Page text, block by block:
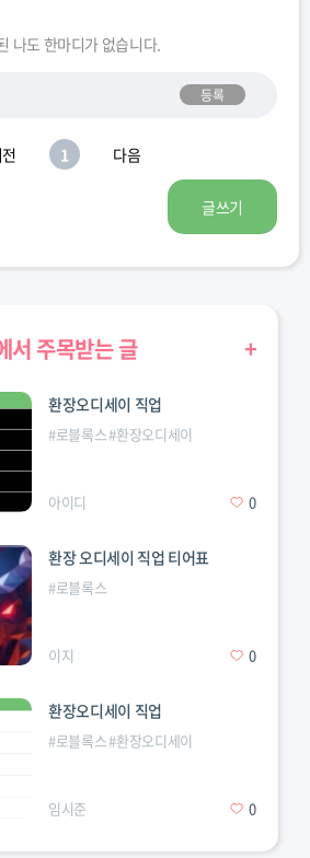
나도 한마디가 없습니다.
등록
1 다음
글쓰기
서 주목받는 글 +
환장오디세이 직업
#로블록스#환장오디세이
아이디 0
환장 오디세이 직업 티어표
#로블록스
이지 0
환장오디세이 직업
#로블록스#환장오디세이
임시준 0